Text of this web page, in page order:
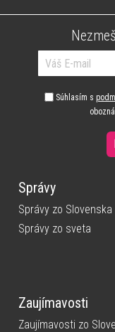
Súhlasím s
Správy
Správy zo Slovenska
Správy zo sveta
Zaujímavosti
Zaujímavosti zo